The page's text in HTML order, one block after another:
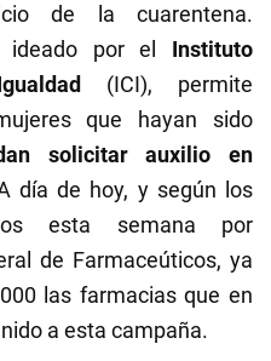
de la cuarentena.
ideado por el Instituto
(ICI), permite
que hayan sido
solicitar auxilio en
día de hoy, y según los
esta semana por
de Farmaceúticos, ya
las farmacias que en
a esta campaña.